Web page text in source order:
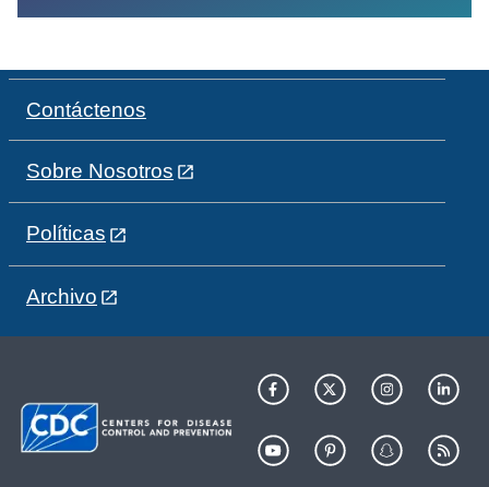
Contáctenos
Sobre Nosotros
Políticas
Archivo